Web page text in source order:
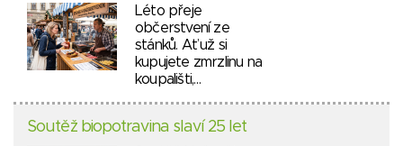
Léto přeje
občerstvení ze
stánků. Ať už si
kupujete zmrzlinu na
koupališti,…
Soutěž biopotravina slaví 25 let